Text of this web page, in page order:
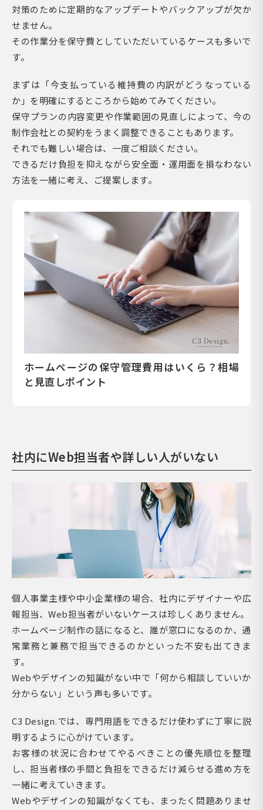
対策のために定期的なアップデートやバックアップが欠か
せません。
その作業分を保守費としていただいているケースも多いで
す。
まずは「今支払っている維持費の内訳がどうなっている
か」を明確にするところから始めてみてください。
保守プランの内容変更や作業範囲の見直しによって、今の
制作会社との契約をうまく調整できることもあります。
それでも難しい場合は、一度ご相談ください。
できるだけ負担を抑えながら安全面・運用面を損なわない
方法を一緒に考え、ご提案します。
ホームページの保守管理費用はいくら？相場
と見直しポイント
社内にWeb担当者や詳しい人がいない
個人事業主様や中小企業様の場合、社内にデザイナーや広
報担当、Web担当者がいないケースは珍しくありません。
ホームページ制作の話になると、誰が窓口になるのか、通
常業務と兼務で担当できるのかといった不安も出てきま
す。
Webやデザインの知識がない中で「何から相談していいか
分からない」という声も多いです。
C3 Design.では、専門用語をできるだけ使わずに丁寧に説
明するように心がけています。
お客様の状況に合わせてやるべきことの優先順位を整理
し、担当者様の手間と負担をできるだけ減らせる進め方を
一緒に考えていきます。
Webやデザインの知識がなくても、まったく問題ありませ